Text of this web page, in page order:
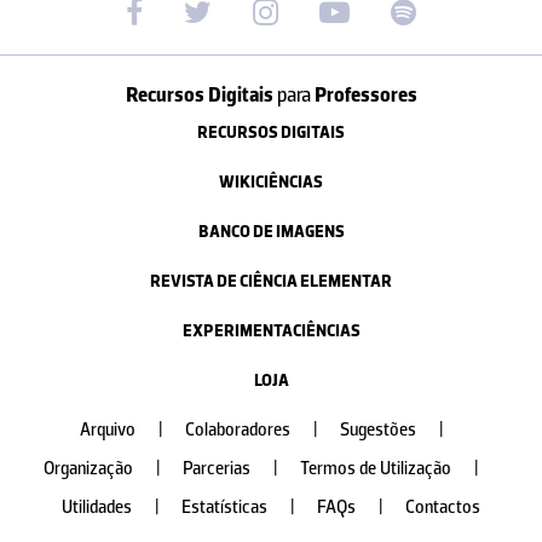
Recursos Digitais paraProfessores
RECURSOS DIGITAIS
WIKICIÊNCIAS
BANCO DE IMAGENS
REVISTA DE CIÊNCIA ELEMENTAR
EXPERIMENTACIÊNCIAS
LOJA
Arquivo Colaboradores Sugestões
Organização
Parcerias Termos de Utilização
Utilidades
Estatísticas FAQs Contactos